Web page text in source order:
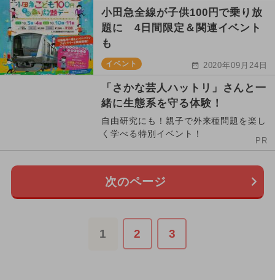
小田急全線が子供100円で乗り放
題に 4日間限定＆関連イベント
も
イベント 2020年09月24日
「さかな芸人ハットリ」さんと一
緒に生態系を守る体験！
自由研究にも！親子で外来種問題を楽し
く学べる特別イベント！
PR
次のページ
1 2 3